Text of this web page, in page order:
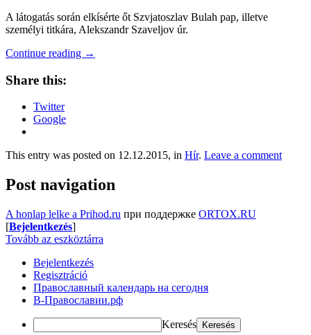
A látogatás során elkísérte őt Szvjatoszlav Bulah pap, illetve
személyi titkára, Alekszandr Szaveljov úr.
Continue reading →
Share this:
Twitter
Google
This entry was posted on 12.12.2015, in Hír. Leave a comment
Post navigation
A honlap lelke a Prihod.ru при поддержке ORTOX.RU
[Bejelentkezés]
Tovább az eszköztárra
Bejelentkezés
Regisztráció
Православный календарь на сегодня
В-Православии.рф
Keresés